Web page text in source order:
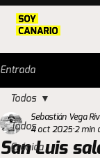
Entrada
Todos
Crónica
Todos
San Luis
Sebastián Vega
4 oct 2025 2 min